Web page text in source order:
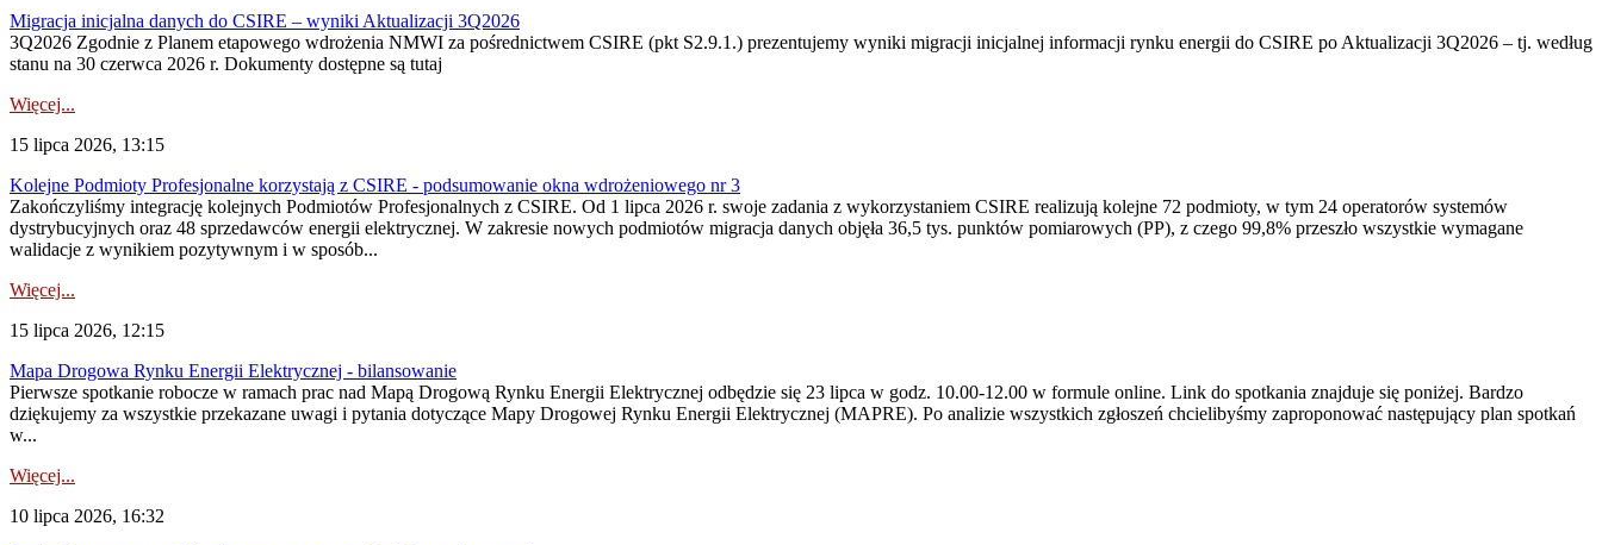
Migracja inicjalna danych do CSIRE – wyniki Aktualizacji 3Q2026
3Q2026 Zgodnie z Planem etapowego wdrożenia NMWI za pośrednictwem CSIRE (pkt S2.9.1.) prezentujemy wyniki migracji inicjalnej informacji rynku energii do CSIRE po Aktualizacji 3Q2026 – tj. według
stanu na 30 czerwca 2026 r. Dokumenty dostępne są tutaj
Więcej...
15 lipca 2026, 13:15
Kolejne Podmioty Profesjonalne korzystają z CSIRE - podsumowanie okna wdrożeniowego nr 3
Zakończyliśmy integrację kolejnych Podmiotów Profesjonalnych z CSIRE. Od 1 lipca 2026 r. swoje zadania z wykorzystaniem CSIRE realizują kolejne 72 podmioty, w tym 24 operatorów systemów
dystrybucyjnych oraz 48 sprzedawców energii elektrycznej. W zakresie nowych podmiotów migracja danych objęła 36,5 tys. punktów pomiarowych (PP), z czego 99,8% przeszło wszystkie wymagane
walidacje z wynikiem pozytywnym i w sposób...
Więcej...
15 lipca 2026, 12:15
Mapa Drogowa Rynku Energii Elektrycznej - bilansowanie
Pierwsze spotkanie robocze w ramach prac nad Mapą Drogową Rynku Energii Elektrycznej odbędzie się 23 lipca w godz. 10.00-12.00 w formule online. Link do spotkania znajduje się poniżej. Bardzo
dziękujemy za wszystkie przekazane uwagi i pytania dotyczące Mapy Drogowej Rynku Energii Elektrycznej (MAPRE). Po analizie wszystkich zgłoszeń chcielibyśmy zaproponować następujący plan spotkań
w...
Więcej...
10 lipca 2026, 16:32